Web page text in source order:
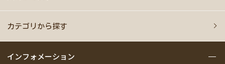
カテゴリから探す
インフォメーション